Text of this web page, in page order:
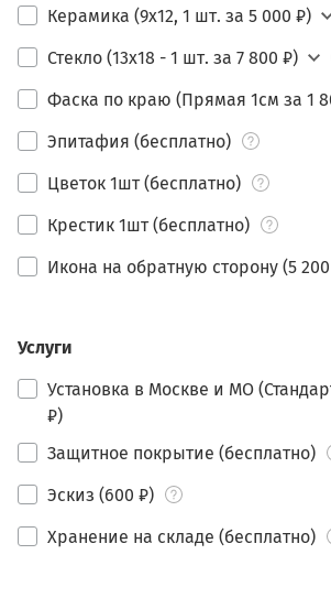
Керамика (9х12, 1 шт. за 5 000 ₽)
Стекло (13х18 - 1 шт. за 7 800 ₽)
Фаска по краю (Прямая 1см за 1
Эпитафия (бесплатно)
Цветок 1шт (бесплатно)
Крестик 1шт (бесплатно)
Икона на обратную сторону (5
Услуги
Установка в Москве и МО
₽)
Защитное покрытие (бесплатно)
Эскиз (600 ₽)
Хранение на складе (бесплатно)